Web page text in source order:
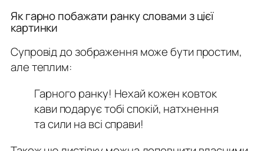
Як гарно побажати ранку словами з цієї
картинки
Супровід до зображення може бути простим,
але теплим:
Гарного ранку! Нехай кожен ковток
кави подарує тобі спокій, натхнення
та сили на всі справи!